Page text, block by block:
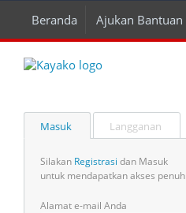
Beranda Ajukan Bantuan
Masuk Langganan
Silakan Registrasi dan Masuk
untuk mendapatkan akses penuh
Alamat e-mail Anda